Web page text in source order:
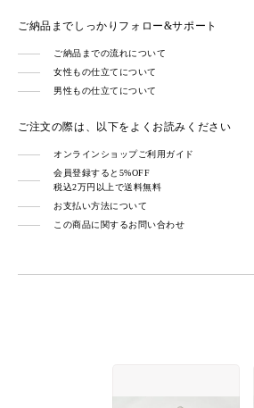
ご納品までしっかりフォロー&サポート
ご納品までの流れについて
女性もの仕立てについて
男性もの仕立てについて
ご注文の際は、以下をよくお読みください
オンラインショップご利用ガイド
会員登録すると5%OFF
税込2万円以上で送料無料
お支払い方法について
この商品に関するお問い合わせ